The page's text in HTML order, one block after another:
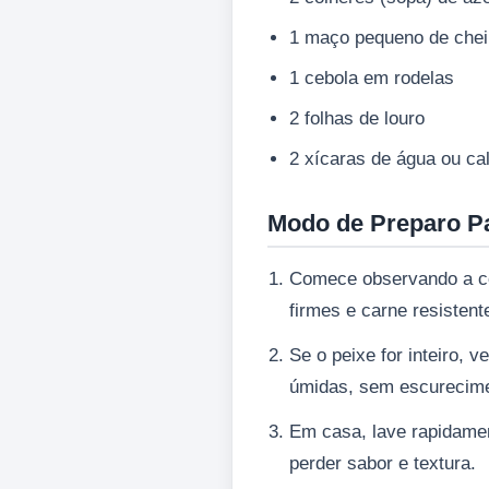
1 maço pequeno de
1 cebola em rodelas
2 folhas de louro
2 xícaras de água ou
Modo de Preparo
Comece observando a
firmes e carne
Se o peixe for inteiro,
úmidas, sem
Em casa, lave
perder sabor e textura.